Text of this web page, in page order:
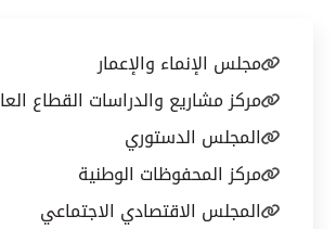
مجلس الإنماء والإعمار
مركز مشاريع والدراسات القطاع العام
المجلس الدستوري
مركز المحفوظات الوطنية
المجلس الاقتصادي الاجتماعي